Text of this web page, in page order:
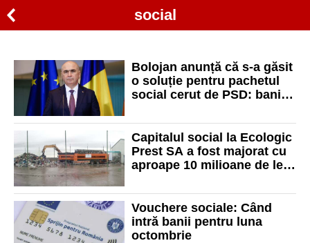
social
Bolojan anunță că s-a găsit
o soluție pentru pachetul
social cerut de PSD: banii
Capitalul social la Ecologic
Prest SA a fost majorat cu
aproape 10 milioane de lei
de Management Integrat al
Deșeurilor
Vouchere sociale: Când
intră banii pentru luna
octombrie